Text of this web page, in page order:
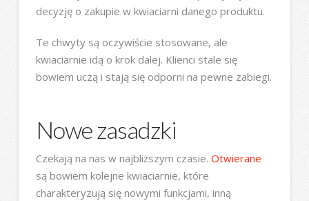
decyzję o zakupie w kwiaciarni danego produktu.
Te chwyty są oczywiście stosowane, ale
kwiaciarnie idą o krok dalej. Klienci stale się
bowiem uczą i stają się odporni na pewne zabiegi.
Nowe zasadzki
Czekają na nas w najbliższym czasie. Otwierane
są bowiem kolejne kwiaciarnie, które
charakteryzują się nowymi funkcjami, inną